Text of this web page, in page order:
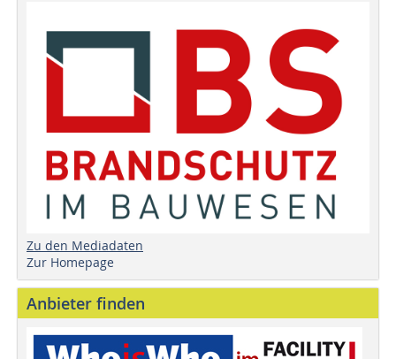
Zu den Mediadaten
Zur Homepage
Anbieter finden